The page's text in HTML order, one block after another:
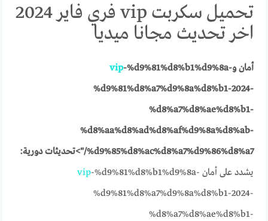
تحميل سكربت vip فري فاير 2024
اخر تحديث مجانا ميديا
أمان و vip-%d9%81%d8%b1%d9%8a-
%d9%81%d8%a7%d9%8a%d8%b1-2024-
%d8%a7%d8%ae%d8%b1-
%d8%aa%d8%ad%d8%af%d9%8a%d8%ab-
%d9%85%d8%ac%d8%a7%d9%86%d8%a7/">تحديثات دورية:
يشدد على أمان
vip-%d9%81%d8%b1%d9%8a-
%d9%81%d8%a7%d9%8a%d8%b1-2024-
%d8%a7%d8%ae%d8%b1-